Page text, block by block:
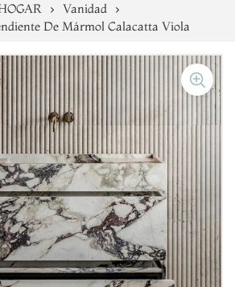
Vanidad
De Mármol Calacatta Viola